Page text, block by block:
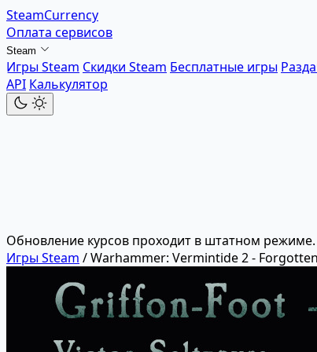
SteamCurrency
Оплата сервисов
Steam
Игры Steam Скидки Steam Бесплатные игры
API Калькулятор
Обновление курсов проходит в штатном
Игры Steam /Warhammer: Vermintide 2 -